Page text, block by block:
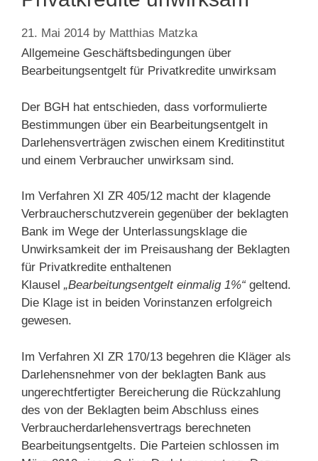
21. Mai 2014 by Matthias Matzka
Allgemeine Geschäftsbedingungen über
Bearbeitungsentgelt für Privatkredite unwirksam
Der BGH hat entschieden, dass vorformulierte
Bestimmungen über ein Bearbeitungsentgelt in
Darlehensverträgen zwischen einem Kreditinstitut
und einem Verbraucher unwirksam sind.
Im Verfahren XI ZR 405/12 macht der klagende
Verbraucherschutzverein gegenüber der beklagten
Bank im Wege der Unterlassungsklage die
Unwirksamkeit der im Preisaushang der Beklagten
für Privatkredite enthaltenen
Klausel „Bearbeitungsentgelt einmalig 1%“ geltend.
Die Klage ist in beiden Vorinstanzen erfolgreich
gewesen.
Im Verfahren XI ZR 170/13 begehren die Kläger als
Darlehensnehmer von der beklagten Bank aus
ungerechtfertigter Bereicherung die Rückzahlung
des von der Beklagten beim Abschluss eines
Verbraucherdarlehensvertrags berechneten
Bearbeitungsentgelts. Die Parteien schlossen im